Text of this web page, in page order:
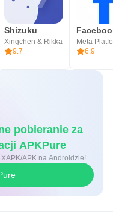
Shizuku
Xingchen & Rikka
9.7
6.9
pobieranie za
pośrednictwem aplikacji APKPure
pliki XAPK/APK na Androidzie!